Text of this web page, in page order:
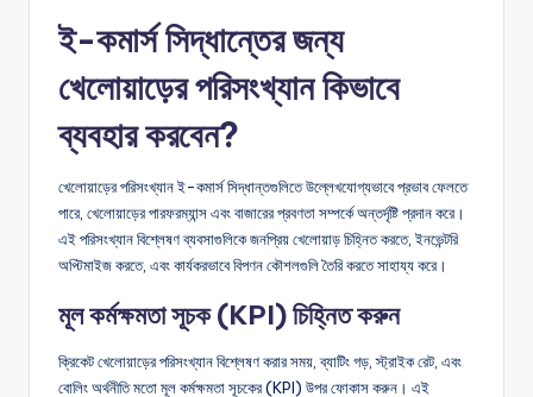
ই-কমার্স সিদ্ধান্তের জন্য
খেলোয়াড়ের পরিসংখ্যান কিভাবে
ব্যবহার করবেন?
খেলোয়াড়ের পরিসংখ্যান ই-কমার্স সিদ্ধান্তগুলিতে উল্লেখযোগ্যভাবে প্রভাব ফেলতে
পারে, খেলোয়াড়ের পারফরম্যান্স এবং বাজারের প্রবণতা সম্পর্কে অন্তর্দৃষ্টি প্রদান করে।
এই পরিসংখ্যান বিশ্লেষণ ব্যবসাগুলিকে জনপ্রিয় খেলোয়াড় চিহ্নিত করতে, ইনভেন্টরি
অপ্টিমাইজ করতে, এবং কার্যকরভাবে বিপণন কৌশলগুলি তৈরি করতে সাহায্য করে।
মূল কর্মক্ষমতা সূচক (KPI) চিহ্নিত করুন
ক্রিকেট খেলোয়াড়ের পরিসংখ্যান বিশ্লেষণ করার সময়, ব্যাটিং গড়, স্ট্রাইক রেট, এবং
বোলিং অর্থনীতি মতো মূল কর্মক্ষমতা সূচকের (KPI) উপর ফোকাস করুন। এই